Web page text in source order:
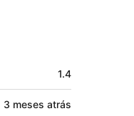
1.4
3 meses atrás